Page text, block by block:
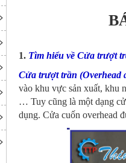
1. Tìm hiểu về Cửa trượt
Cửa trượt trần (Overhead
vào khu vực sản xuất, khu
… Tuy cũng là một dạng
dụng. Cửa cuốn overhead